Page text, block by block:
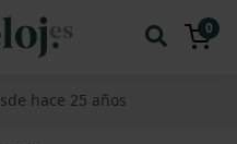
0
hace 25 años